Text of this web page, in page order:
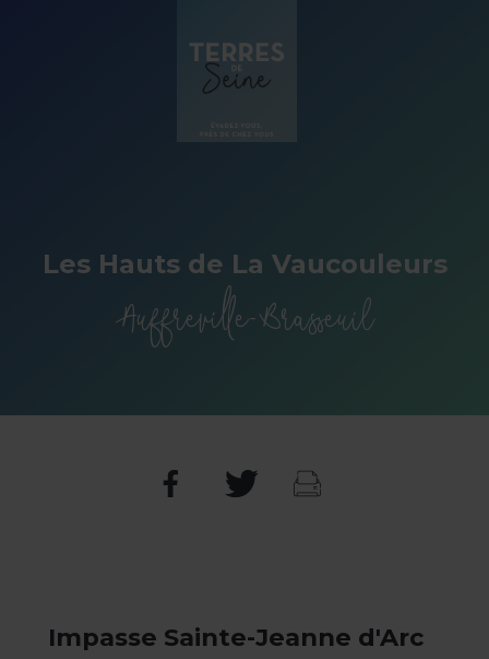
Les Hauts de La Vaucouleurs
Auffreville-Brasseuil
Impasse Sainte-Jeanne d'Arc